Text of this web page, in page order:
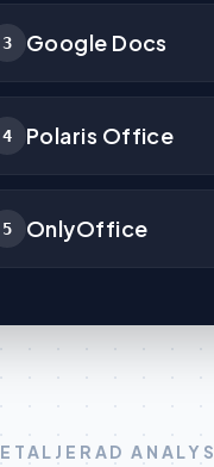
3 Google Docs
4 Polaris Office
5 OnlyOffice
ANALYS